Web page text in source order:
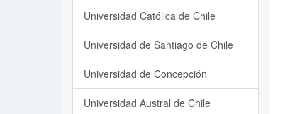
Universidad Católica de Chile
Universidad de Santiago de Chile
Universidad de Concepción
Universidad Austral de Chile